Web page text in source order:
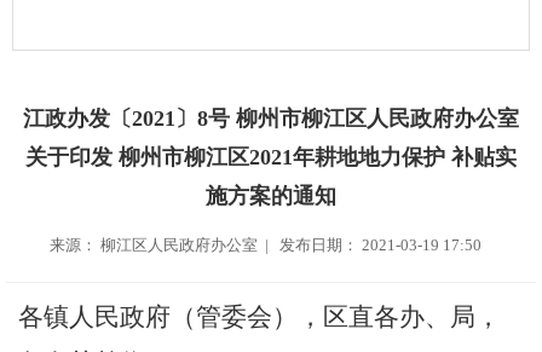
江政办发〔2021〕8号 柳州市柳江区人民政府办公室
关于印发 柳州市柳江区2021年耕地地力保护 补贴实
施方案的通知
来源： 柳江区人民政府办公室 | 发布日期： 2021-03-19 17:50
各镇人民政府（管委会），区直各办、局，